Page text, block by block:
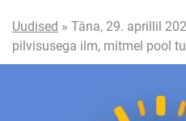
Uudised » Täna, 29. aprillil
pilvisusega ilm, mitmel pool